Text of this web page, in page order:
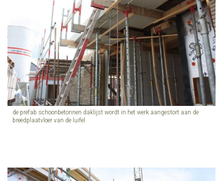
de prefab schoonbetonnen daklijst wordt in het werk aangestort aan de
breedplaatvloer van de luifel